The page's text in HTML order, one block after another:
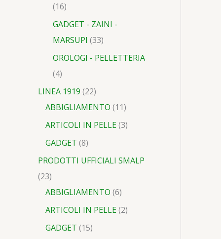
16
GADGET - ZAINI -
MARSUPI 33
OROLOGI - PELLETTERIA
4
LINEA 1919 22
ABBIGLIAMENTO 11
ARTICOLI IN PELLE 3
GADGET 8
PRODOTTI UFFICIALI SMALP
23
ABBIGLIAMENTO 6
ARTICOLI IN PELLE 2
GADGET 15